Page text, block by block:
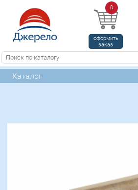
0
оформить
заказ
Каталог